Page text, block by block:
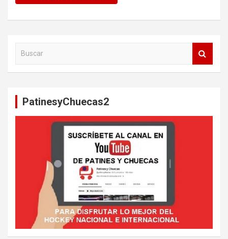
PatinesyChuecas2